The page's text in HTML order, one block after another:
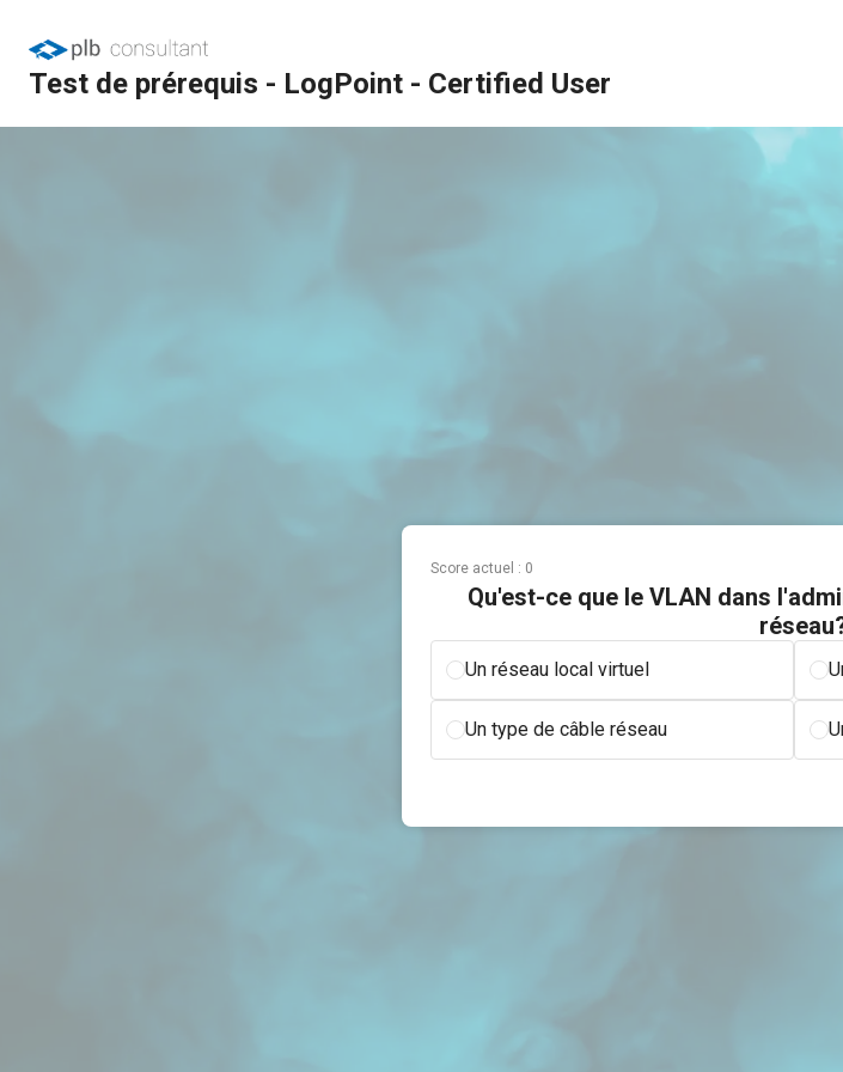
Test de prérequis - LogPoint - Certified User
Score actuel : 0
Qu'est-ce que le VLAN dans
Un réseau local virtuel
Un type de câble réseau